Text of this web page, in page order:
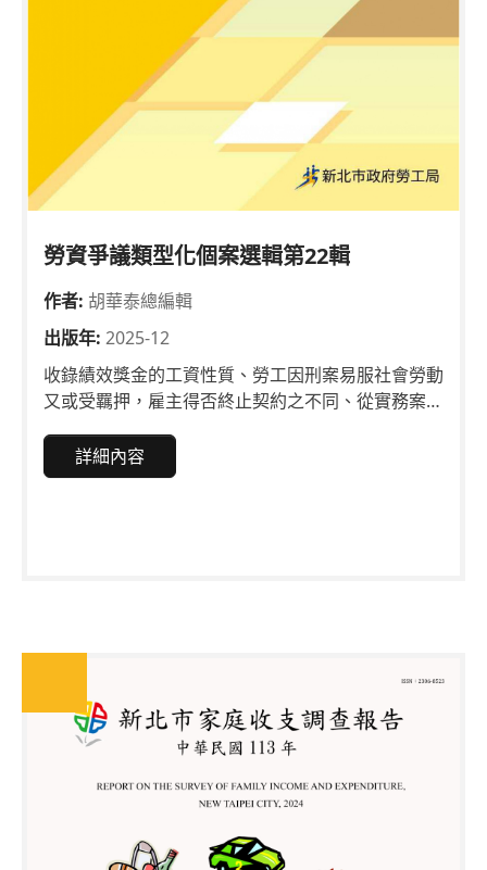
勞資爭議類型化個案選輯第22輯
作者: 胡華泰總編輯
出版年: 2025-12
收錄績效獎金的工資性質、勞工因刑案易服社會勞動
又或受羈押，雇主得否終止契約之不同、從實務案例
準法、雇主處理職場霸凌申訴責任、事業單位加班制
度爭議、職場調動應考量勞工及其家庭之生活利益等
詳細內容